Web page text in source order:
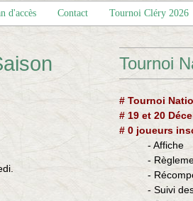
d'accès Contact Tournoi Cléry 2026
Tournoi
# Tournoi
# 19 et 20
# 0 joueurs
- Affiche
-
-
- Suivi